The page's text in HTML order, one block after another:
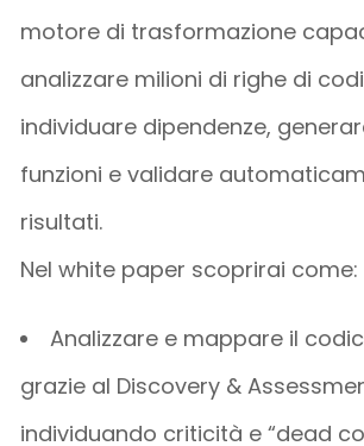
motore di trasformazione
analizzare milioni di righe di
individuare dipendenze,
funzioni e validare
risultati.
Nel white paper scoprirai come:
Analizzare e mappare il
grazie al Discovery &
individuando criticità e “dead